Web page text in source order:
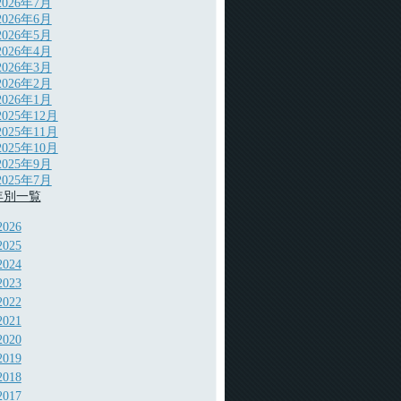
年7月
年6月
年5月
年4月
年3月
年2月
年1月
年12月
年11月
年10月
年9月
年7月
一覧